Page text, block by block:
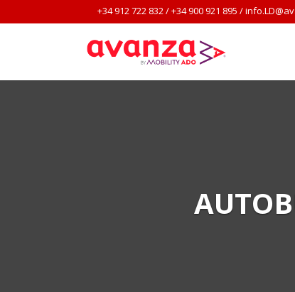
+34 912 722 832/+34 900 921 895 /